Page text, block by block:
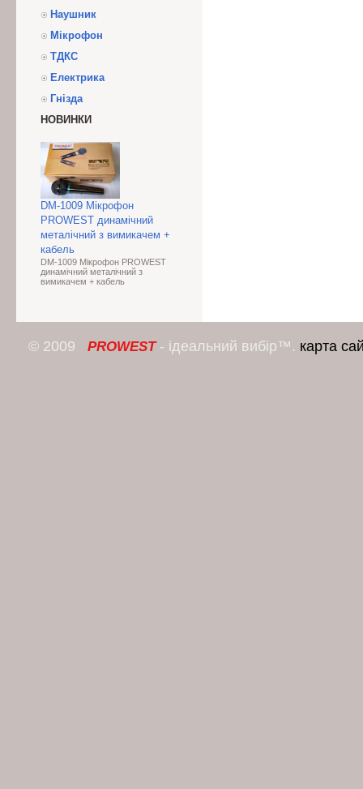
Наушник
Мікрофон
ТДКС
Електрика
Гнізда
НОВИНКИ
DM-1009 Мікрофон
PROWEST динамічний
металічний з вимикачем +
кабель
DM-1009 Мікрофон PROWEST
динамічний металічний з
вимикачем + кабель
© 2009 PROWEST- ідеальний вибір™. карта